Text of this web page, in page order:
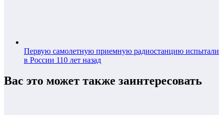
Первую самолетную приемную радиостанцию испытали
в России 110 лет назад
Вас это может также заинтересовать